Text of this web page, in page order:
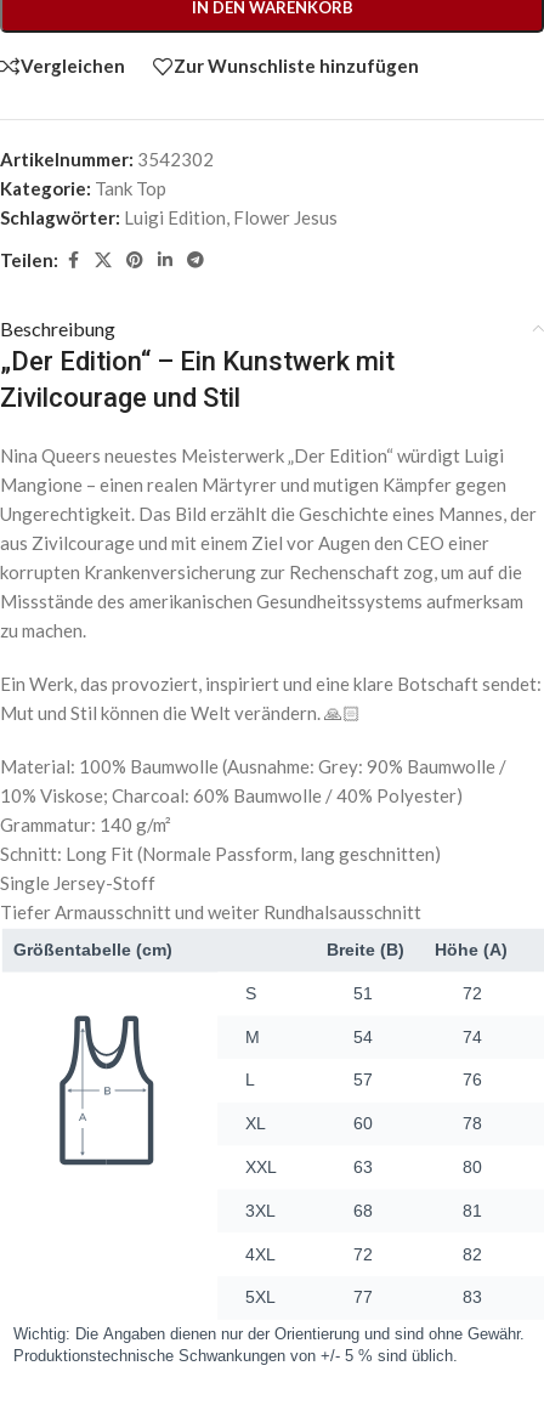
IN DEN WARENKORB
Vergleichen Zur Wunschliste hinzufügen
Artikelnummer: 3542302
Kategorie: Tank Top
Schlagwörter: Luigi Edition, Flower Jesus
Teilen:
Beschreibung
„Der Edition“ – Ein Kunstwerk mit
Zivilcourage und Stil
Nina Queers neuestes Meisterwerk „Der Edition“ würdigt Luigi
Mangione – einen realen Märtyrer und mutigen Kämpfer gegen
Ungerechtigkeit. Das Bild erzählt die Geschichte eines Mannes, der
aus Zivilcourage und mit einem Ziel vor Augen den CEO einer
korrupten Krankenversicherung zur Rechenschaft zog, um auf die
Missstände des amerikanischen Gesundheitssystems aufmerksam
zu machen.
Ein Werk, das provoziert, inspiriert und eine klare Botschaft sendet:
Mut und Stil können die Welt verändern. 🙏🏻
Material: 100% Baumwolle (Ausnahme: Grey: 90% Baumwolle /
10% Viskose; Charcoal: 60% Baumwolle / 40% Polyester)
Grammatur: 140 g/m²
Schnitt: Long Fit (Normale Passform, lang geschnitten)
Single Jersey-Stoff
Tiefer Armausschnitt und weiter Rundhalsausschnitt